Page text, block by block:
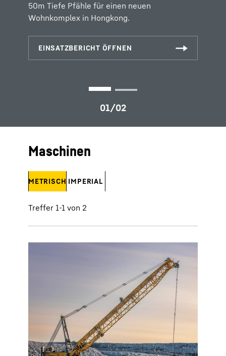
50m Tiefe Pfähle für einen neuen
Wohnkomplex in Hongkong.
Reverse-Circulation-Bohrungen zur Erstellung
von Pfählen bis zu 80m bei harter Felsschicht
Maschinen
Treffer 1-1 von 2
METRISCH IMPERIAL